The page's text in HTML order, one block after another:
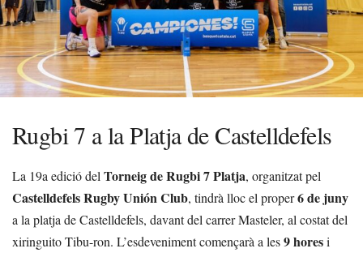
Rugbi 7 a la Platja de Castelldefels
La 19a edició del Torneig de Rugbi 7 Platja, organitzat pel
Castelldefels Rugby Unión Club, tindrà lloc el proper6 de juny
a la platja de Castelldefels, davant del carrer Masteler, al costat del
xiringuito Tibu-ron. L’esdeveniment començarà a les9 horesi